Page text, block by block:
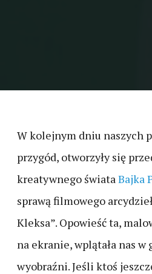
W kolejnym dniu naszych
przygód, otworzyły się
kreatywnego świataBajka
sprawą filmowego
Kleksa”. Opowieść ta,
na ekranie, wplątała nas w
wyobraźni. Jeśli ktoś